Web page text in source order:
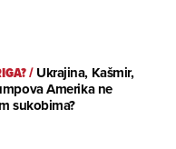
/Ukrajina, Kašmir,
Amerika ne
sukobima?